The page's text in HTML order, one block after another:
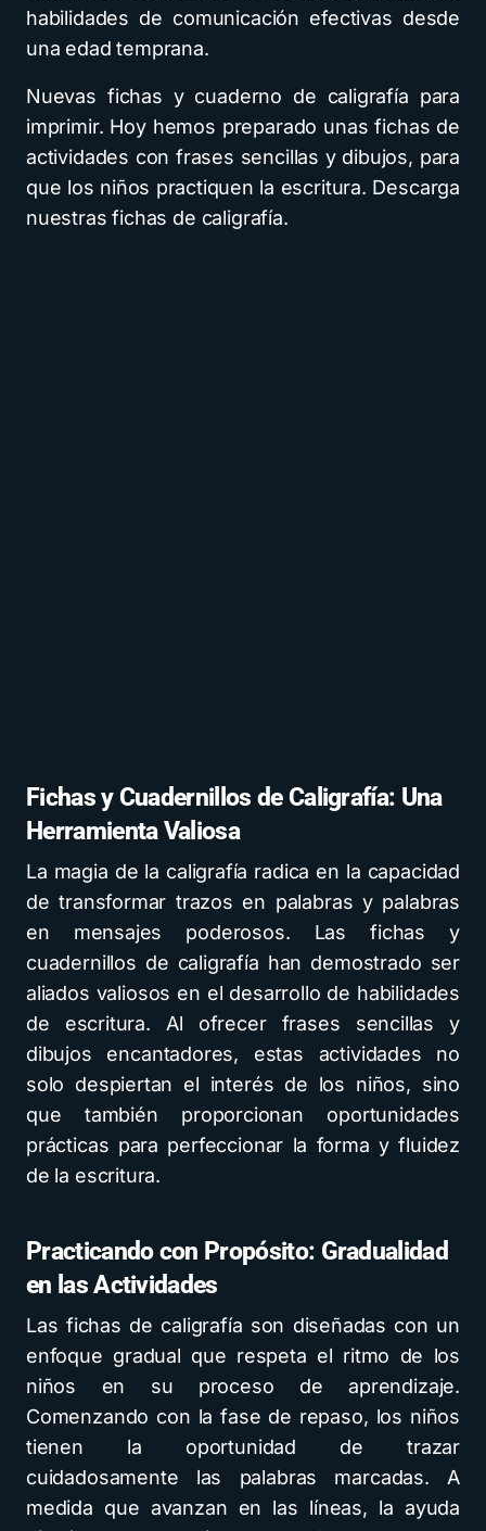
habilidades de comunicación efectivas desde
una edad temprana.
Nuevas fichas y cuaderno de caligrafía para
imprimir. Hoy hemos preparado unas fichas de
actividades con frases sencillas y dibujos, para
que los niños practiquen la escritura. Descarga
nuestras fichas de caligrafía.
Fichas y Cuadernillos de Caligrafía: Una
Herramienta Valiosa
La magia de la caligrafía radica en la capacidad
de transformar trazos en palabras y palabras
en mensajes poderosos. Las fichas y
cuadernillos de caligrafía han demostrado ser
aliados valiosos en el desarrollo de habilidades
de escritura. Al ofrecer frases sencillas y
dibujos encantadores, estas actividades no
solo despiertan el interés de los niños, sino
que también proporcionan oportunidades
prácticas para perfeccionar la forma y fluidez
de la escritura.
Practicando con Propósito: Gradualidad
en las Actividades
Las fichas de caligrafía son diseñadas con un
enfoque gradual que respeta el ritmo de los
niños en su proceso de aprendizaje.
Comenzando con la fase de repaso, los niños
tienen la oportunidad de trazar
cuidadosamente las palabras marcadas. A
medida que avanzan en las líneas, la ayuda